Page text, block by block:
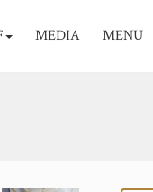
MEDIA MENU